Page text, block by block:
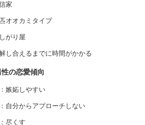
家
オオカミタイプ
がり屋
し合えるまでに時間がかかる
の恋愛傾向
嫉妬しやすい
自分からアプローチしない
尽くす